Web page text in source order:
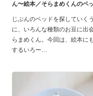
ん〜絵本／そらまめくんのベ
じぶんのベッドを探していく
に、いろんな種類のお豆に出
らまめくん。今回は、絵本に
するいろー